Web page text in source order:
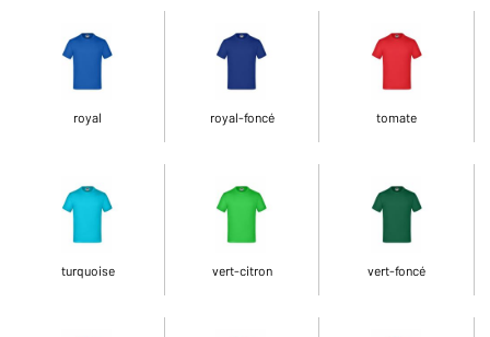
royal royal-foncé tomate
turquoise vert-citron vert-foncé